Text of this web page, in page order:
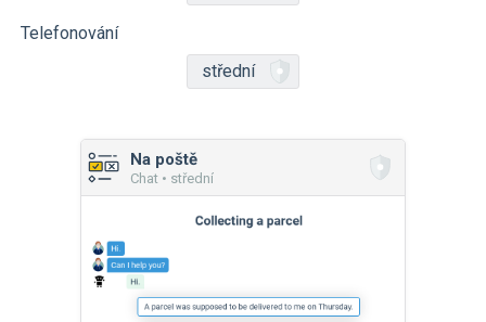
Telefonování
střední
Na poště
Chat • střední